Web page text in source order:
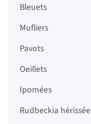
Bleuets
Mufliers
Pavots
Oeillets
Ipomées
Rudbeckia hérissée